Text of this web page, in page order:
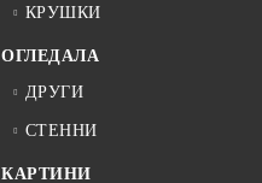
КРУШКИ
ОГЛЕДАЛА
ДРУГИ
СТЕННИ
КАРТИНИ